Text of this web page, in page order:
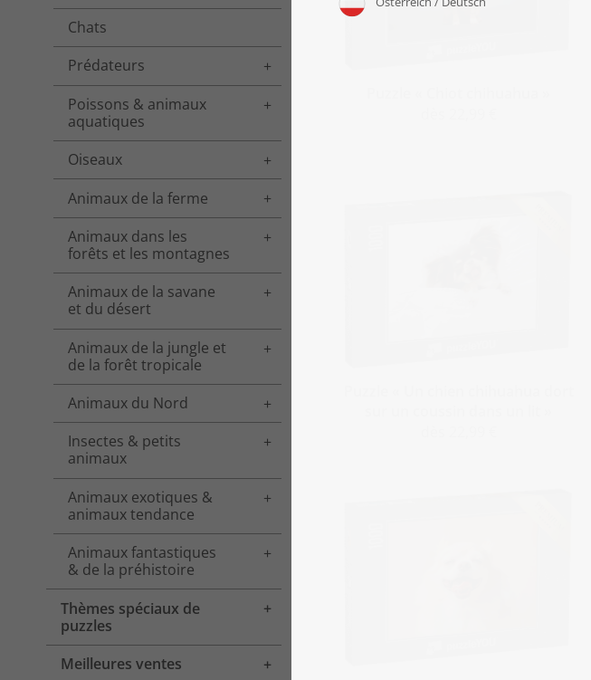
Chats
Prédateurs
Toggle menu
Poissons & animaux
aquatiques
Toggle menu
Oiseaux
Toggle menu
Animaux de la ferme
Toggle menu
Animaux dans les
forêts et les montagnes
Toggle menu
Animaux de la savane
et du désert
Toggle menu
Animaux de la jungle et
de la forêt tropicale
Toggle menu
Animaux du Nord
Toggle menu
Insectes & petits
animaux
Toggle menu
Animaux exotiques &
animaux tendance
Toggle menu
Animaux fantastiques
& de la préhistoire
Toggle menu
Thèmes spéciaux de
puzzles
Toggle menu
Meilleures ventes
Toggle menu